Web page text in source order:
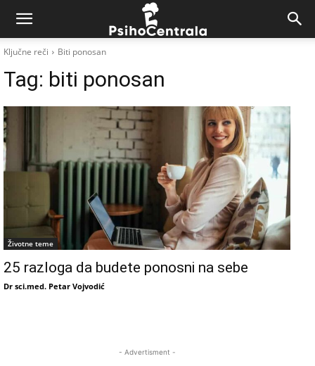
Ključne reči Biti ponosan
Tag: biti ponosan
Životne teme
25 razloga da budete ponosni na sebe
Dr sci.med. Petar Vojvodić
- Advertisment -